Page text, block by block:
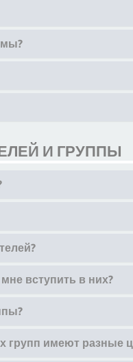
И ГРУППЫ
вступить в них?
групп имеют разные